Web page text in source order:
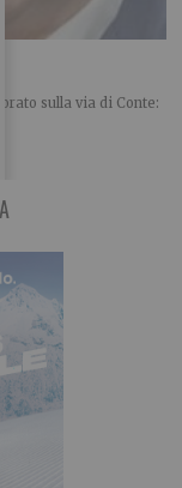
sulla via di Conte: